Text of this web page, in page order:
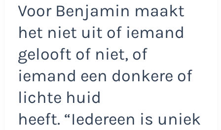
Voor Benjamin maakt
het niet uit of iemand
gelooft of niet, of
iemand een donkere of
lichte huid
heeft. “Iedereen is uniek